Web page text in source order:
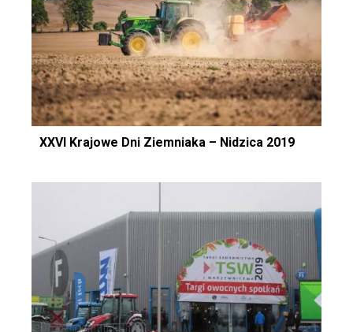
XXVI Krajowe Dni Ziemniaka – Nidzica 2019